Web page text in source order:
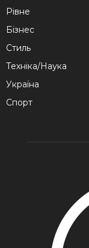
Рівне
Бізнес
Стиль
Техніка/Наука
Україна
Спорт